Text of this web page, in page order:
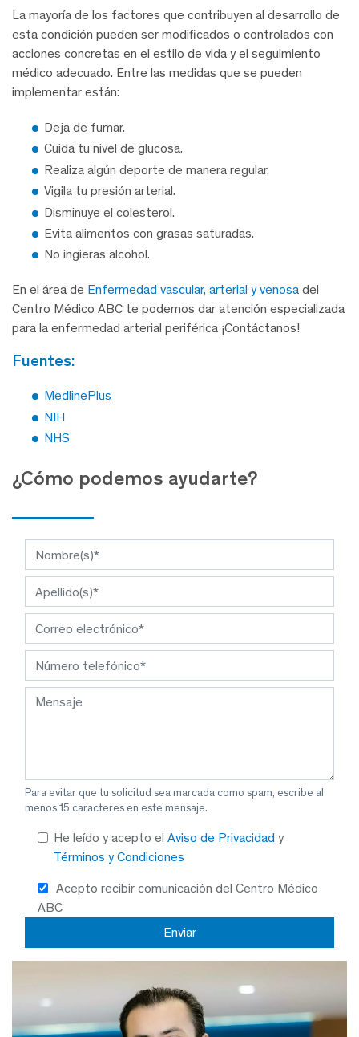
La mayoría de los factores que contribuyen al desarrollo de
esta condición pueden ser modificados o controlados con
acciones concretas en el estilo de vida y el seguimiento
médico adecuado. Entre las medidas que se pueden
implementar están:
Deja de fumar.
Cuida tu nivel de glucosa.
Realiza algún deporte de manera regular.
Vigila tu presión arterial.
Disminuye el colesterol.
Evita alimentos con grasas saturadas.
No ingieras alcohol.
En el área de Enfermedad vascular, arterial y venosa del
Centro Médico ABC te podemos dar atención especializada
para la enfermedad arterial periférica ¡Contáctanos!
fuentes:
MedlinePlus
NIH
NHS
¿Cómo podemos ayudarte?
Para evitar que tu solicitud sea marcada como spam, escribe al
menos 15 caracteres en este mensaje.
He leído y acepto el Aviso de Privacidad y
Términos y Condiciones
Acepto recibir comunicación del Centro Médico
ABC